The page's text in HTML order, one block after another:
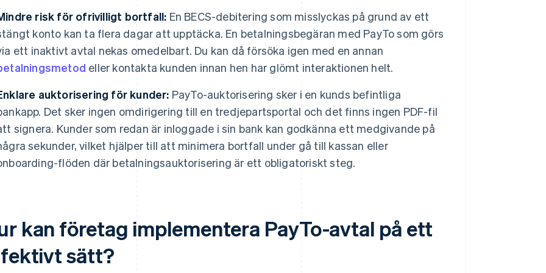
risk för ofrivilligt bortfall: En BECS-debitering som misslyckas på grund av ett
konto kan ta flera dagar att upptäcka. En betalningsbegäran med PayTo som görs
ett inaktivt avtal nekas omedelbart. Du kan då försöka igen med en annan
eller kontakta kunden innan hen har glömt interaktionen helt.
auktorisering för kunder: PayTo-auktorisering sker i en kunds befintliga
Det sker ingen omdirigering till en tredjepartsportal och det finns ingen PDF-fil
signera. Kunder som redan är inloggade i sin bank kan godkänna ett medgivande på
sekunder, vilket hjälper till att minimera bortfall under gå till kassan eller
flöden där betalningsauktorisering är ett obligatoriskt steg.
kan företag implementera PayTo-avtal på ett
sätt?